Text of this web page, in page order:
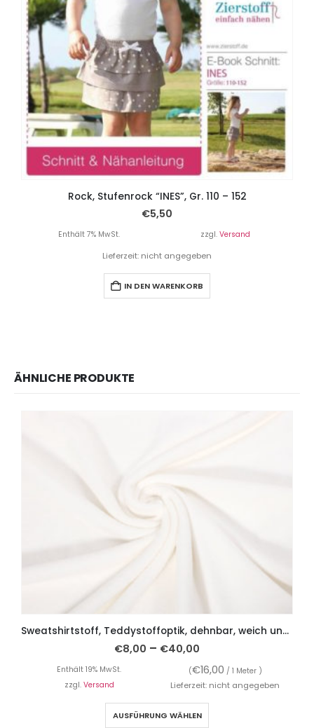
Rock, Stufenrock “INES”, Gr. 110 – 152
€5,50
Enthält 7% MwSt. zzgl. Versand
Lieferzeit: nicht angegeben
IN DEN WARENKORB
ÄHNLICHE PRODUKTE
Sweatshirtstoff, Teddystoffoptik, dehnbar, weich und kuschelig – Ecru
€8,00 – €40,00
Enthält 19% MwSt. (€16,00 / 1 Meter )
zzgl. Versand Lieferzeit: nicht angegeben
AUSFÜHRUNG WÄHLEN